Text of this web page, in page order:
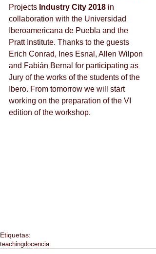
Projects Industry City 2018 in
collaboration with the Universidad
Iberoamericana de Puebla and the
Pratt Institute. Thanks to the guests
Erich Conrad, Ines Esnal, Allen Wilpon
and Fabián Bernal for participating as
Jury of the works of the students of the
Ibero. From tomorrow we will start
working on the preparation of the VI
edition of the workshop.
Etiquetas:
teachingdocencia